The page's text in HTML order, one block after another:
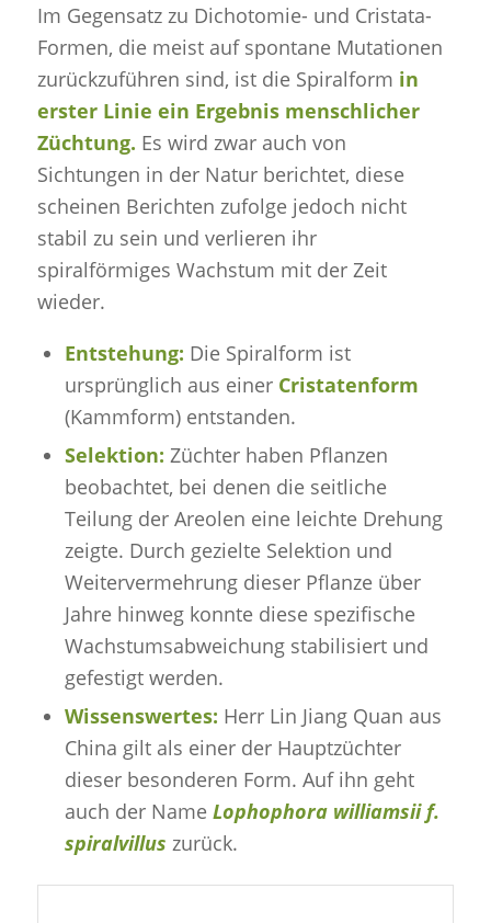
Im Gegensatz zu Dichotomie- und Cristata-
Formen, die meist auf spontane Mutationen
zurückzuführen sind, ist die Spiralform in
erster Linie ein Ergebnis menschlicher
Züchtung. Es wird zwar auch von
Sichtungen in der Natur berichtet, diese
scheinen Berichten zufolge jedoch nicht
stabil zu sein und verlieren ihr
spiralförmiges Wachstum mit der Zeit
wieder.
Entstehung: Die Spiralform ist
ursprünglich aus einer Cristatenform
(Kammform) entstanden.
Selektion: Züchter haben Pflanzen
beobachtet, bei denen die seitliche
Teilung der Areolen eine leichte Drehung
zeigte. Durch gezielte Selektion und
Weitervermehrung dieser Pflanze über
Jahre hinweg konnte diese spezifische
Wachstumsabweichung stabilisiert und
gefestigt werden.
Wissenswertes: Herr Lin Jiang Quan aus
China gilt als einer der Hauptzüchter
dieser besonderen Form. Auf ihn geht
auch der Name Lophophora williamsii f.
spiralvillus zurück.